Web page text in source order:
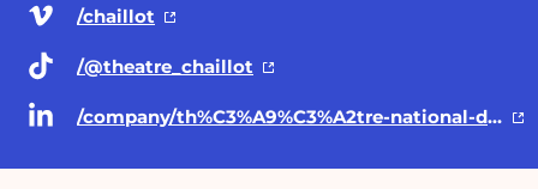
/chaillot
/@theatre _chaillot
/company/th%C3%A9%C3%A2tre-national-de-chaillot/posts/